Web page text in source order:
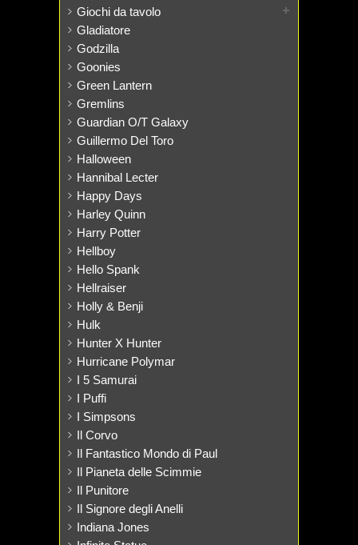
Giochi da tavolo
Gladiatore
Godzilla
Goonies
Green Lantern
Gremlins
Guardian O/T Galaxy
Guillermo Del Toro
Halloween
Hannibal Lecter
Happy Days
Harley Quinn
Harry Potter
Hellboy
Hello Spank
Hellraiser
Holly & Benji
Hulk
Hunter X Hunter
Hurricane Polymar
I 5 Samurai
I Puffi
I Simpsons
Il Corvo
Il Fantastico Mondo di Paul
Il Pianeta delle Scimmie
Il Punitore
Il Signore degli Anelli
Indiana Jones